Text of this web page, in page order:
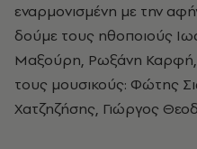
εναρμονισμένη με την
δούμε τους ηθοποιούς
Μαξούρη, Ρωξάνη Καρφή,
τους μουσικούς: Φώτης
Χατζηζήσης, Γιώργος